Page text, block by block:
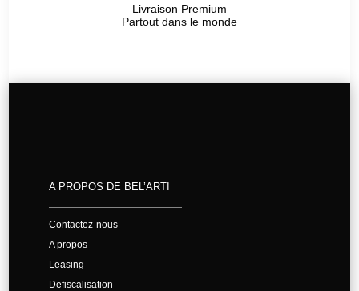
Livraison Premium
Partout dans le monde
A PROPOS DE BEL’ARTI
Contactez-nous
A propos
Leasing
Defiscalisation